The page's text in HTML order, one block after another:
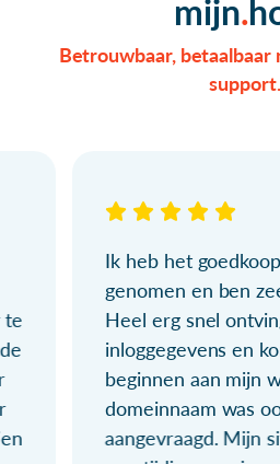
mijn
Betrouwbaar, betaalbaar
support.
te
Ik heb het
genomen en ben
Heel erg snel
inloggegevens en
beginnen aan mijn
domeinnaam was
aangevraagd. Mijn